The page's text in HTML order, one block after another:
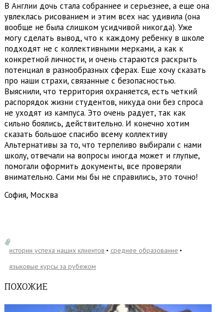
В Англии дочь стала собраннее и серьезнее, а еще она
увлеклась рисованием и этим всех нас удивила (она
вообще не была слишком усидчивой никогда). Уже
могу сделать вывод, что к каждому ребенку в школе
подходят не с коллективными мерками, а как к
конкретной личности, и очень стараются раскрыть
потенциал в разнообразных сферах. Еще хочу сказать
про наши страхи, связанные с безопасностью.
Выяснили, что территория охраняется, есть четкий
распорядок жизни студентов, никуда они без спроса
не уходят из кампуса. Это очень радует, так как
сильно боялись, действительно. И конечно хотим
сказать большое спасибо всему коллективу
Альтернативы за то, что терпеливо выбирали с нами
школу, отвечали на вопросы иногда может и глупые,
помогали оформить документы, все проверяли
внимательно. Сами мы бы не справились, это точно!
София, Москва
истории успеха наших клиентов
среднее образование
языковые курсы за рубежом
ПОХОЖИЕ